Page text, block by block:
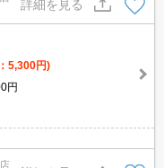
詳細を見る
5,300円)
円